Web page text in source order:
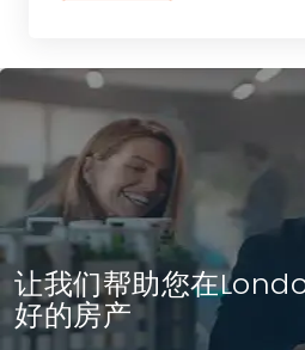
让我们帮助您在
好的房产